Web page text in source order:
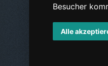
Besucher
Alle